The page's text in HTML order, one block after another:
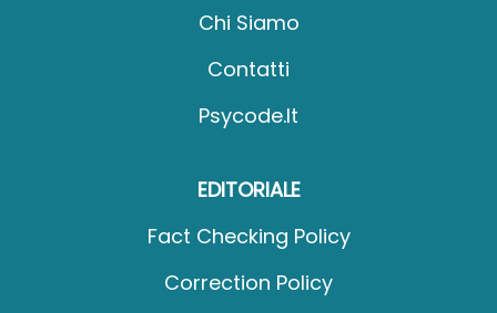
Chi Siamo
Contatti
Psycode.it
EDITORIALE
Fact Checking Policy
Correction Policy